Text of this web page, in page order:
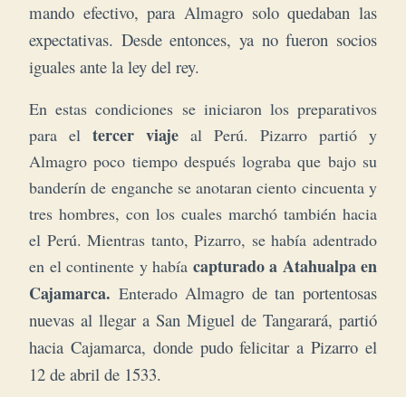
mando efectivo, para Almagro solo quedaban las
expectativas. Desde entonces, ya no fueron socios
iguales ante la ley del rey.
En estas condiciones se iniciaron los preparativos
para el tercer viaje al Perú. Pizarro partió y
Almagro poco tiempo después lograba que bajo su
banderín de enganche se anotaran ciento cincuenta y
tres hombres, con los cuales marchó también hacia
el Perú. Mientras tanto, Pizarro, se había adentrado
en el continente y había capturado a Atahualpa en
Cajamarca. EnteradoAlmagro de tan portentosas
nuevas al llegar a San Miguel de Tangarará, partió
hacia Cajamarca, donde pudo felicitar a Pizarro el
12 de abril de 1533.